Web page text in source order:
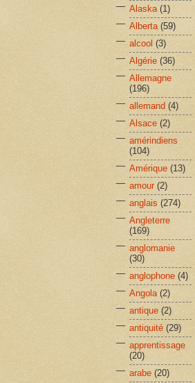
Alaska (1)
Alberta (59)
alcool (3)
Algérie (36)
Allemagne
(196)
allemand (4)
Alsace (2)
amérindiens
(104)
Amérique (13)
amour (2)
anglais (274)
Angleterre
(169)
anglomanie
(30)
anglophone (4)
Angola (2)
antique (2)
antiquité (29)
apprentissage
(20)
arabe (20)